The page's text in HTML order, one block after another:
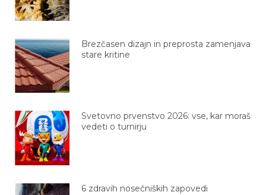
Brezčasen dizajn in preprosta zamenjava
stare kritine
Svetovno prvenstvo 2026: vse, kar moraš
vedeti o turnirju
6 zdravih nosečniških zapovedi